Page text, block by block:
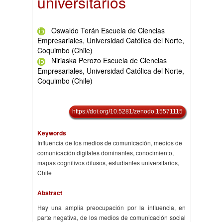
Oswaldo Terán Escuela de Ciencias
Empresariales, Universidad Católica del Norte,
Coquimbo (Chile)
Niriaska Perozo Escuela de Ciencias
Empresariales, Universidad Católica del Norte,
Coquimbo (Chile)
https://doi.org/10.5281/zenodo.15571115
Keywords
Influencia de los medios de comunicación, medios de
comunicación digitales dominantes, conocimiento,
mapas cognitivos difusos, estudiantes universitarios,
Chile
Abstract
Hay una amplia preocupación por la influencia, en
parte negativa, de los medios de comunicación social